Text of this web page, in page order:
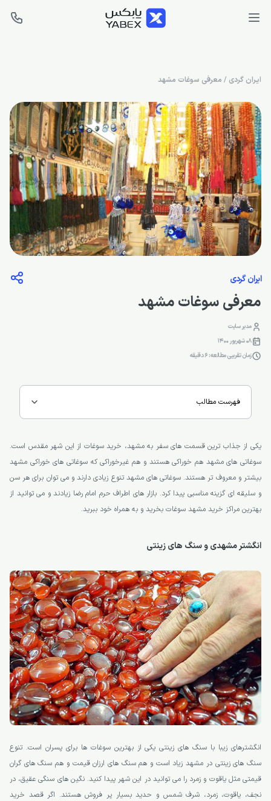
ایران گردی / معرفی سوغات مشهد
ایران گردی
معرفی سوغات مشهد
مدیر سایت
08 شهریور 1400
زمان تقریبی مطالعه: 6 دقیقه
فهرست مطالب
یکی از جذاب ترین قسمت های سفر به مشهد، خرید سوغات از این شهر مقدس است.
سوغاتی های مشهد هم خوراکی هستند و هم غیرخوراکی که سوغاتی های خوراکی مشهد
بیشتر و معروف تر هستند. سوغاتی های مشهد تنوع زیادی دارند و می توان برای هر سن
و سلیقه ای گزینه مناسبی پیدا کرد. بازار های اطراف حرم امام رضا زیادند و می توانید از
بهترین مراکز خرید مشهد سوغات بخرید و به همراه خود ببرید.
انگشتر مشهدی و سنگ های زینتی
انگشترهای زیبا با سنگ های زینتی یکی از بهترین سوغات ها برای پسران است. تنوع
سنگ های زینتی در مشهد زیاد است و هم سنگ های ارزان قیمت و هم سنگ های گران
قیمتی مثل یاقوت و زمرد را می توانید در این شهر پیدا کنید. نگین های سنگی عقیق، در
نجف، یاقوت، زمرد، شرف شمس و حدید بسیار پر فروش هستند. اگر قصد خرید